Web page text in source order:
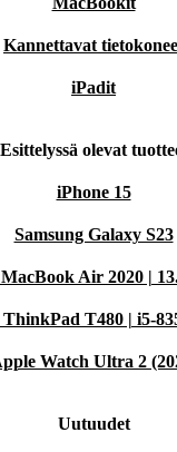
Kannettavat
iPadit
Esittelyssä olevat
iPhone 15
Samsung Galaxy S23
Air 2020 |
T480 | i5-
Watch Ultra 2
Uutuudet